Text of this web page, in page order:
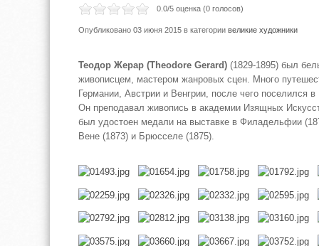
0.0/5 оценка (0 голосов)
Опубликовано 03 июня 2015 в категории великие художники
Теодор Жерар (Theodore Gerard) (1829-1895) был
живописцем, мастером жанровых сцен. Много
Германии, Австрии и Венгрии, после чего поселился
Он преподавал живопись в академии Изящных
был удостоен медали на выставке в Филадельфии
Вене (1873) и Брюсселе (1875).